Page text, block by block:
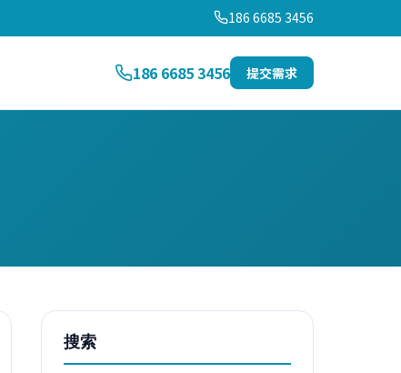
186 6685 3456
186 6685 3456 提交需求
搜索